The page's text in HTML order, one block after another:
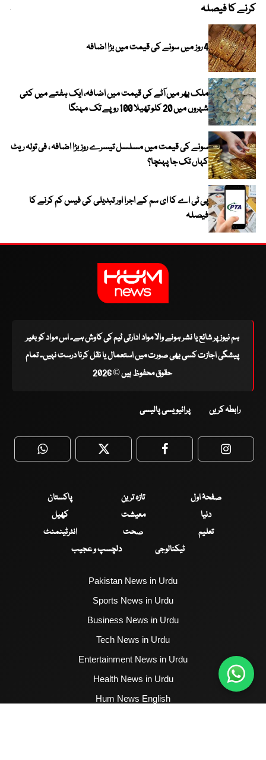
کرنے کا فیصلہ
4 روز میں سونے کی قیمت میں بڑا اضافہ
ملک بھر میں آٹے کی قیمت میں اضافہ، ایک ہفتے میں کئی
شہروں میں 20 کلو تھیلا 100 روپے تک مہنگا
سونے کی قیمت میں مسلسل تیسرے روز بڑا اضافہ ، فی تولہ ریٹ
کہاں تک جا پہنچا؟
پی ٹی اے کا ای سم کے اجرا اور تبدیلی کی فیس کم کرنے کا
فیصلہ
ہم نیوز پر شائع یا نشر ہونے والا مواد ادارتی ٹیم کی کاوش ہے۔ اس مواد کو بغیر
پیشگی اجازت کسی بھی صورت میں استعمال یا نقل کرنا درست نہیں۔ تمام
حقوق محفوظ ہیں © 2026
رابطہ کریں پرائیویسی پالیسی
WhatsApp Twitter Facebook
صفحۂ اول تازہ ترین
پاکستان
دنیا
معیشت
کھیل
تعلیم
صحت
انٹرٹینمنٹ
ٹیکنالوجی
دلچسپ و عجیب
Pakistan News in Urdu
Sports News in Urdu
Business News in Urdu
Tech News in Urdu
Entertainment News in Urdu
Health News in Urdu
Hum News English